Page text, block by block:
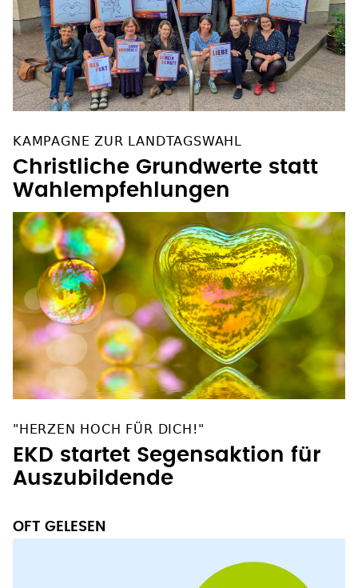
KAMPAGNE ZUR LANDTAGSWAHL
Christliche Grundwerte statt
Wahlempfehlungen
"HERZEN HOCH FÜR DICH!"
EKD startet Segensaktion für
Auszubildende
OFT GELESEN